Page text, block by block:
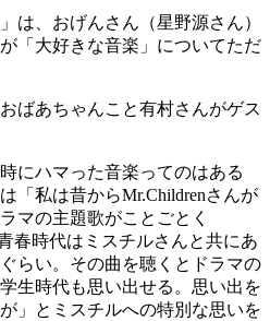
は、おげんさん（星野源さん）
「大好きな音楽」についてただ
ばあちゃんこと有村さんがゲス
にハマった音楽ってのはある
「私は昔からMr.Childrenさんが
マの主題歌がことごとく
春時代はミスチルさんと共にあ
らい。その曲を聴くとドラマの
生時代も思い出せる。思い出を
」とミスチルへの特別な思いを